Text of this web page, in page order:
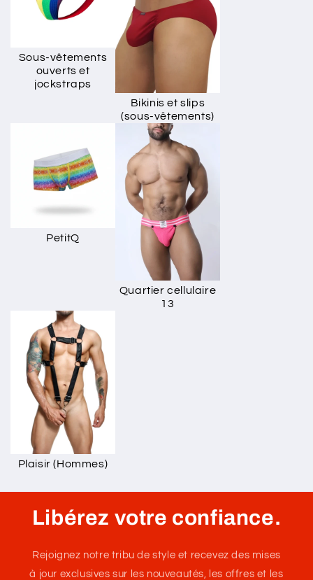
Sous-vêtements
ouverts et
jockstraps
Bikinis et slips
(sous-vêtements)
PetitQ
Quartier cellulaire
13
Plaisir (Hommes)
Libérez votre confiance.
Rejoignez notre tribu de style et recevez des mises
à jour exclusives sur les nouveautés, les offres et les